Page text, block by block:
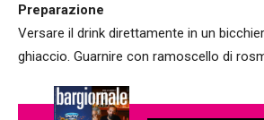
Preparazione
Versare il drink direttamente in un
ghiaccio. Guarnire con ramoscello di